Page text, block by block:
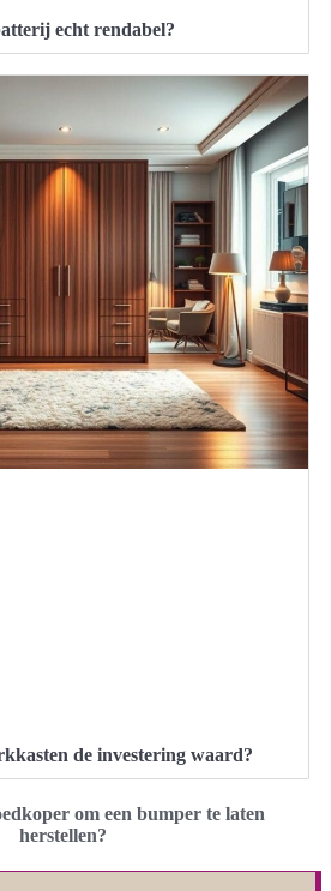
echt rendabel?
de investering waard?
om een bumper te laten
herstellen?